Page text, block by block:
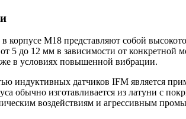
M18 представляют собой
5 до 12 мм в зависимости от
в условиях повышенной вибрации.
индуктивных датчиков IFM является
обычно изготавливается из латуни с
воздействиям и агрессивным